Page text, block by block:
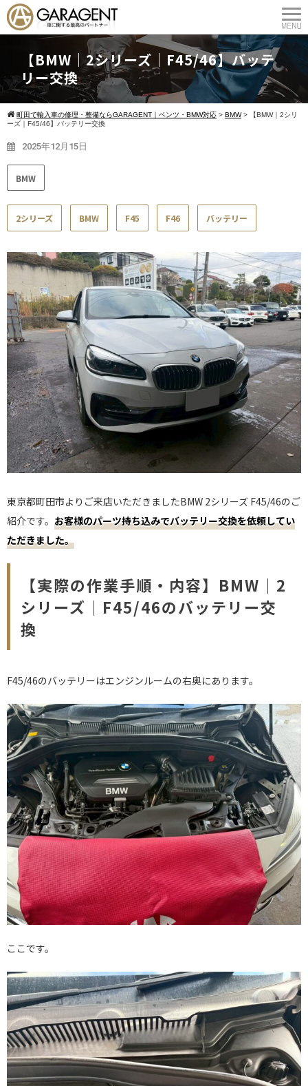
【BMW｜2シリーズ｜F45/46】バッテ
リー交換
町田で輸入車の修理・整備ならGARAGENT｜ベンツ・BMW対応 > BMW>
【BMW｜2シリ
ーズ｜F45/46】バッテリー交換
2025年12月15日
BMW
2シリーズ BMW F45 F46 バッテリー
東京都町田市よりご来店いただきましたBMW 2シリーズ F45/46のご
紹介です。 お客様のパーツ持ち込みでバッテリー交換を依頼してい
ただきました。
【実際の作業手順・内容】BMW｜2
シリーズ｜F45/46のバッテリー交
換
F45/46のバッテリーはエンジンルームの右奥にあります。
ここです。